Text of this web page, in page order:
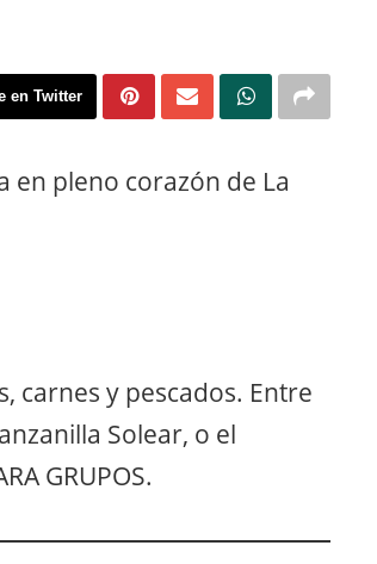
en Twitter
en pleno corazón de La
carnes y pescados. Entre
Solear, o el
GRUPOS.